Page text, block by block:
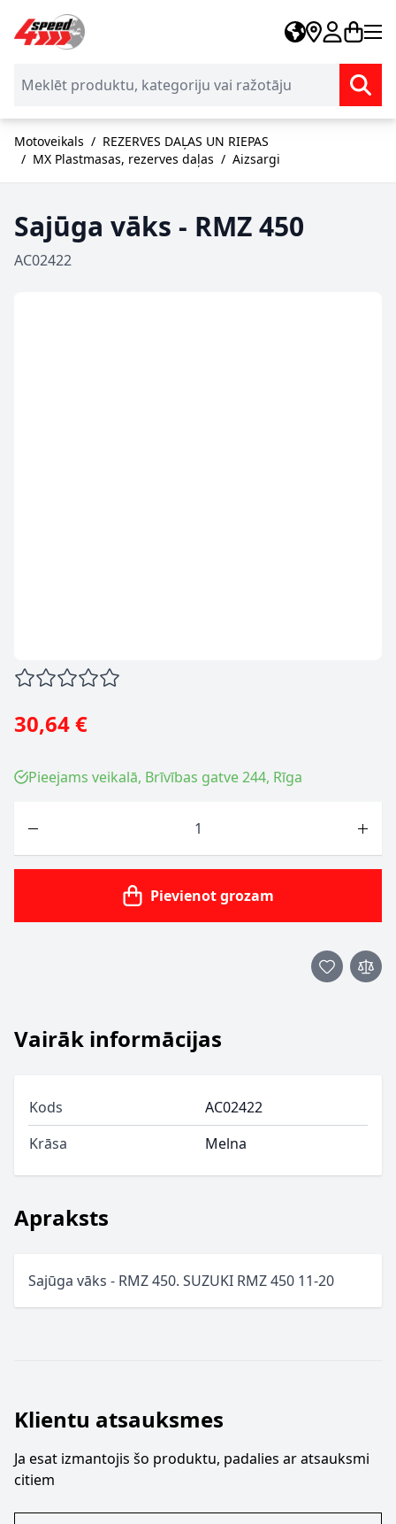
Skip to Content
Motoveikals / REZERVES DAĻAS UN RIEPAS
/ MX Plastmasas, rezerves daļas / Aizsargi
Sajūga vāks - RMZ 450
AC02422
30,64 €
Pieejams veikalā, Brīvības gatve 244, Rīga
Pievienot grozam
Apraksts
Sajūga vāks - RMZ 450. SUZUKI RMZ 450 11-20
Vairāk informācijas
Kods
AC02422
Krāsa
Melna
Klientu atsauksmes
Ja esat izmantojis šo produktu, padalies ar atsauksmi
citiem